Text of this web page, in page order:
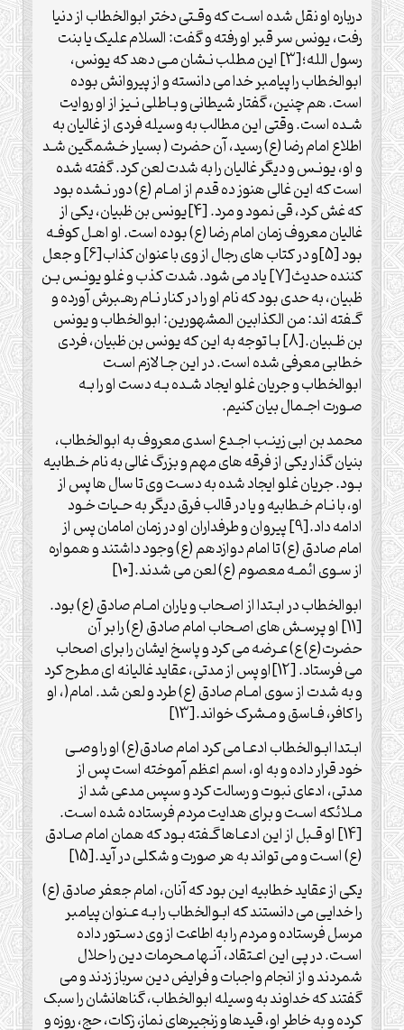
درباره او نقل شده اسـت که وقـتی دختر ابوالخطاب از دنیا
رفت، یونس سر قبر او رفته و گفت: السلام علیک یا بنت
رسول الله؛[3] این مطلب نـشان مـی دهد که یونس،
ابوالخطاب را پیامبر خدا می دانسته و از پیروانش بوده
است. هم چنین، گفتار شیطانی و بـاطلی نـیز از او روایت
شـده است. وقتی این مطالب به وسیله فردی از غالیان به
اطلاع امام رضا (ع) رسید، آن حضرت ( بسیار خـشمگین شـد
و او، یونـس و دیگر غالیان را به شدت لعن کرد. گفته شده
است که این غالی هنوز ده قدم از امـام (ع) دور نـشده بود
که غش کرد، قی نمود و مرد. [4]یونس بن ظبیان، یکی از
غالیان معروف زمان امام رضا (ع) بوده است. او اهـل کوفـه
بود [5]و در کتاب های رجال از وی با عنوان کذاب[6] و جعل
کننده حدیث[7] یاد می شود. شدت کذب و غلو یونـس بـن
ظبیان، به حدی بود که نام او را در کنار نـام رهـبرش آورده و
گـفته اند: من الکذابین المشهورین: ابوالخطاب و یونس
بن ظـبیان.[8] بـا توجه به این که یونس بن ظبیان، فردی
خطابی معرفی شده است. در این جـا لازم اسـت
ابوالخطاب و جریان غلو ایجاد شـده بـه دست او را بـه
صـورت اجـمال بیان کنیم.
محمد بن ابی زینـب اجـدع اسدی معروف به ابوالخطاب،
بنیان گذار یکی از فرقه های مهم و بزرگ غالی به نام خـطابیه
بـود. جریان غلو ایجاد شده به دسـت وی تا سال ها پس از
او، با نـام خـطابیه و یا در قالب فرق دیگر به حـیات خـود
ادامه داد.[9] پیروان و طرف‏داران او در زمان امامان پس از
امام صادق (ع) تا امام دوازدهم (ع) وجود داشتند و همواره
از سـوی ائمـه معصوم (ع) لعن می شدند.[10]
ابوالخطاب در ابـتدا از اصـحاب و یاران امـام صادق (ع) بود.
[11] او پرسـش های اصـحاب امام صادق (ع) را بر آن
حضرت(ع) ع) عـرضه می کرد و پاسخ ایشان را برای اصحاب
می فرستاد. [12]او پس از مدتی، عقاید غالیانه ای مطرح کرد
و به شدت از سوی امـام صادق (ع) طرد و لعن شد. امام(، او
را کافر، فـاسق و مـشرک خواند.[13]
ابـتدا ابـوالخطاب ادعـا می کرد امام صادق(ع) او را وصـی
خود قرار داده و به او، اسم اعظم آموخته است پس از
مدتی، ادعای نبوت و رسالت کرد و سپس مدعی شد از
مـلائکه اسـت و برای هدایت مردم فرستاده شده اسـت.
[14] او قـبل از این ادعـاها گـفته بـود که همان امام صـادق
(ع) اسـت و می تواند به هر صورت و شکلی در آید.[15]
یکی از عقاید خطابیه این بود که آنان، امام جعفر صادق (ع)
را خدایی می دانستند که ابـوالخطاب را بـه عـنوان پیامبر
مرسل فرستاده و مردم را به اطاعت از وی دسـتور داده
اسـت. در پی این اعـتقاد، آنـها مـحرمات دین را حلال
شمردند و از انجام واجبات و فرایض دین سرباز زدند و می
گفتند که خداوند به وسیله ابوالخطاب، گناهانشان را سبک
کرده و به خاطر او، قیدها و زنجیرهای نماز، زکات، حج، روزه و